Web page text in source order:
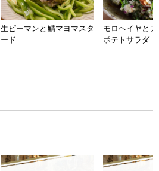
生ピーマンと鯖マヨマスタ
ード
モロヘイヤと
ポテトサラダ